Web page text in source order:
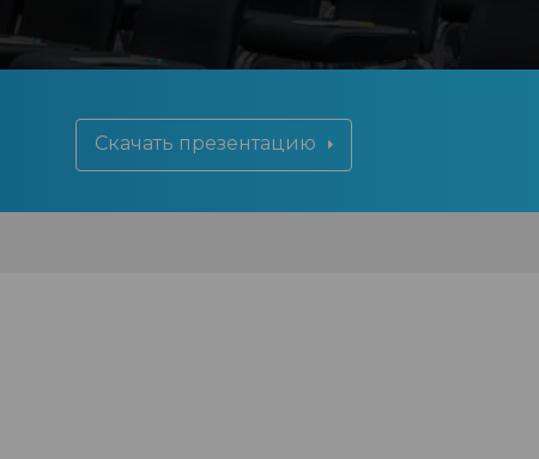
Скачать презентацию